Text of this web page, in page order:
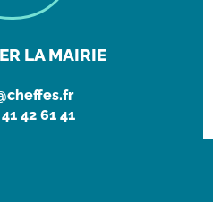
LA MAIRIE
42 61 41